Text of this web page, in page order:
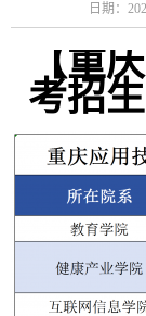
日期：
【重
考招